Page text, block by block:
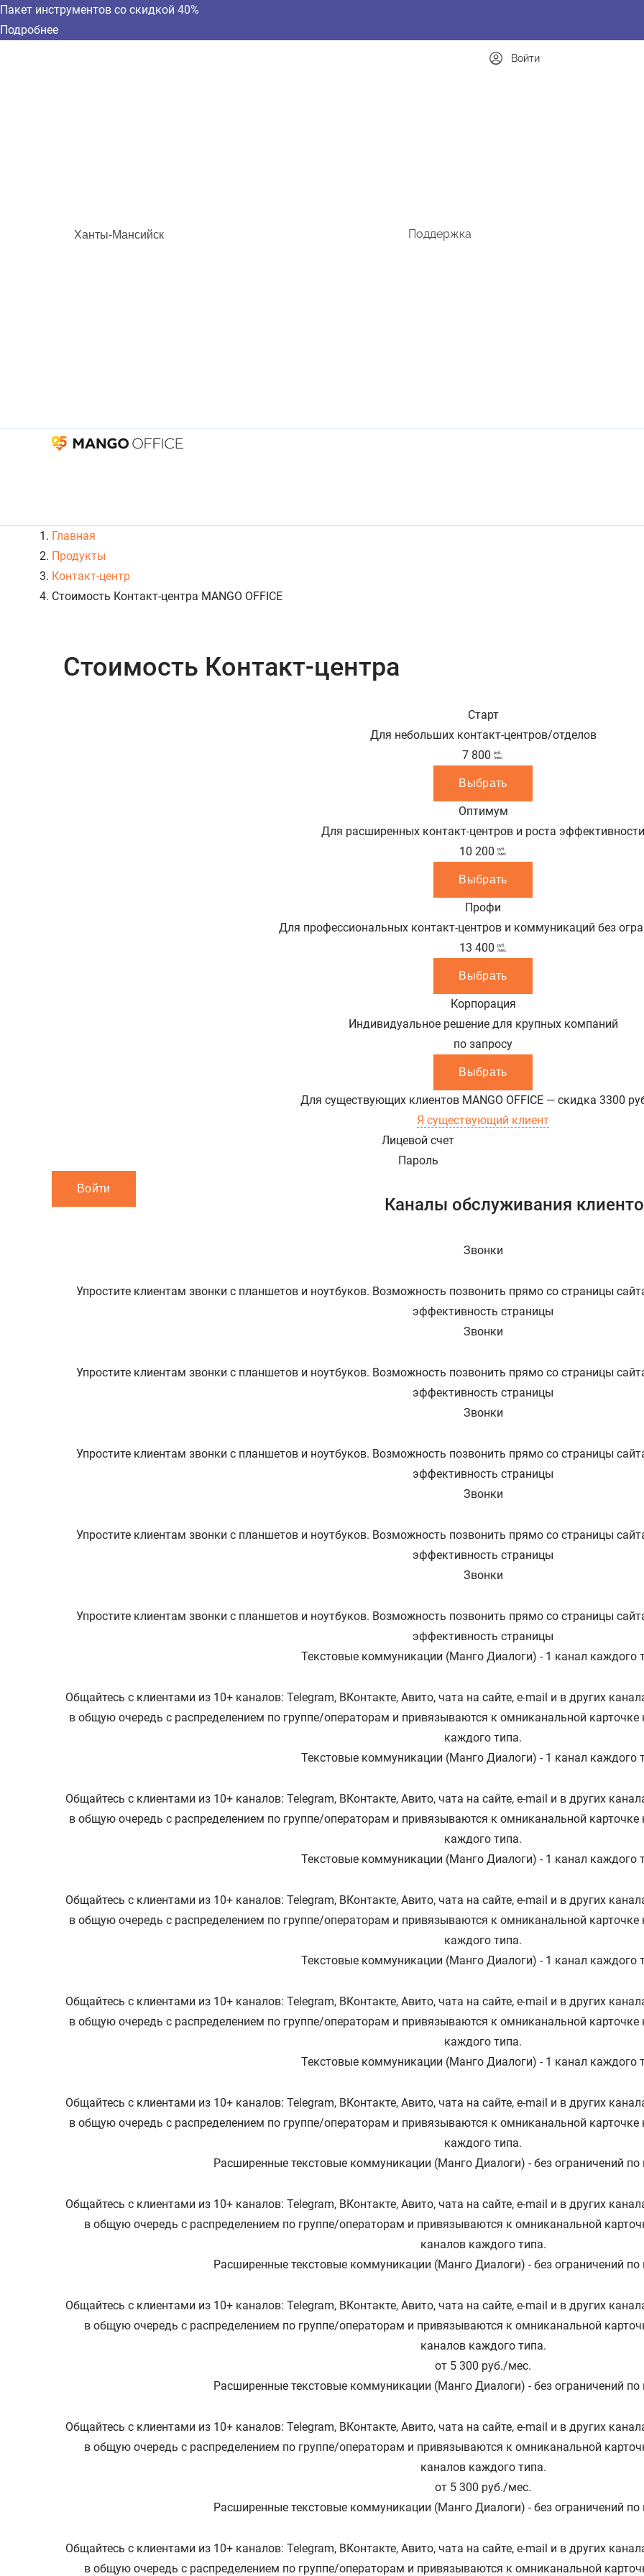
Пакет инструментов со скидкой 40%
Подробнее
Ханты-Мансийск Поддержка
Войти
Главная
Продукты
Контакт-центр
Стоимость Контакт-центра MANGO OFFICE
Стоимость Контакт-центра
Старт
Для небольших контакт-центров/отделов
7 800
руб.
/мес.
Выбрать
Оптимум
Для расширенных контакт-центров и роста эффективности
10 200
руб.
/мес.
Выбрать
Профи
Для профессиональных контакт-центров и коммуникаций без
13 400
руб.
/мес.
Выбрать
Корпорация
Индивидуальное решение для крупных компаний
по запросу
Выбрать
Для существующих клиентов MANGO OFFICE — скидка 3300
Я существующий клиент
Лицевой счет
Пароль
Войти
Каналы обслуживания
Звонки
Упростите клиентам звонки с планшетов и ноутбуков. Возможность позвонить прямо со страницы
эффективность страницы
Звонки
Упростите клиентам звонки с планшетов и ноутбуков. Возможность позвонить прямо со страницы
эффективность страницы
Звонки
Упростите клиентам звонки с планшетов и ноутбуков. Возможность позвонить прямо со страницы
эффективность страницы
Звонки
Упростите клиентам звонки с планшетов и ноутбуков. Возможность позвонить прямо со страницы
эффективность страницы
Звонки
Упростите клиентам звонки с планшетов и ноутбуков. Возможность позвонить прямо со страницы
эффективность страницы
Текстовые коммуникации (Манго Диалоги) - 1 канал каждого
Общайтесь с клиентами из 10+ каналов: Telegram, ВКонтакте, Авито, чата на сайте, e-mail и в других
в общую очередь с распределением по группе/операторам и привязываются к омниканальной
каждого типа.
Текстовые коммуникации (Манго Диалоги) - 1 канал каждого
Общайтесь с клиентами из 10+ каналов: Telegram, ВКонтакте, Авито, чата на сайте, e-mail и в других
в общую очередь с распределением по группе/операторам и привязываются к омниканальной
каждого типа.
Текстовые коммуникации (Манго Диалоги) - 1 канал каждого
Общайтесь с клиентами из 10+ каналов: Telegram, ВКонтакте, Авито, чата на сайте, e-mail и в других
в общую очередь с распределением по группе/операторам и привязываются к омниканальной
каждого типа.
Текстовые коммуникации (Манго Диалоги) - 1 канал каждого
Общайтесь с клиентами из 10+ каналов: Telegram, ВКонтакте, Авито, чата на сайте, e-mail и в других
в общую очередь с распределением по группе/операторам и привязываются к омниканальной
каждого типа.
Текстовые коммуникации (Манго Диалоги) - 1 канал каждого
Общайтесь с клиентами из 10+ каналов: Telegram, ВКонтакте, Авито, чата на сайте, e-mail и в других
в общую очередь с распределением по группе/операторам и привязываются к омниканальной
каждого типа.
Расширенные текстовые коммуникации (Манго Диалоги) - без ограничений по
Общайтесь с клиентами из 10+ каналов: Telegram, ВКонтакте, Авито, чата на сайте, e-mail и в других
в общую очередь с распределением по группе/операторам и привязываются к омниканальной
каналов каждого типа.
Расширенные текстовые коммуникации (Манго Диалоги) - без ограничений по
Общайтесь с клиентами из 10+ каналов: Telegram, ВКонтакте, Авито, чата на сайте, e-mail и в других
в общую очередь с распределением по группе/операторам и привязываются к омниканальной
каналов каждого типа.
от 5 300 руб./мес.
Расширенные текстовые коммуникации (Манго Диалоги) - без ограничений по
Общайтесь с клиентами из 10+ каналов: Telegram, ВКонтакте, Авито, чата на сайте, e-mail и в других
в общую очередь с распределением по группе/операторам и привязываются к омниканальной
каналов каждого типа.
от 5 300 руб./мес.
Расширенные текстовые коммуникации (Манго Диалоги) - без ограничений по
Общайтесь с клиентами из 10+ каналов: Telegram, ВКонтакте, Авито, чата на сайте, e-mail и в других
в общую очередь с распределением по группе/операторам и привязываются к омниканальной